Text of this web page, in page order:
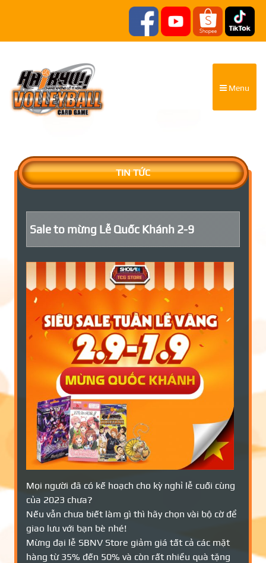
Menu
TIN TỨC
Sale to mừng Lễ Quốc Khánh 2-9
Mọi người đã có kế hoạch cho kỳ nghỉ lễ cuối cùng
của 2023 chưa?
Nếu vẫn chưa biết làm gì thì hãy chọn vài bộ cờ để
giao lưu với bạn bè nhé!
Mừng đại lễ SBNV Store giảm giá tất cả các mặt
hàng từ 35% đến 50% và còn rất nhiều quà tặng